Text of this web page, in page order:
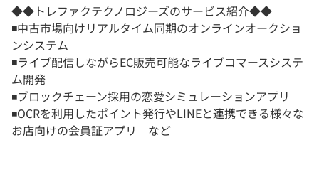
◆◆トレファクテクノロジーズのサービス紹介◆◆
◾️中古市場向けリアルタイム同期のオンラインオークショ
ンシステム
◾️ライブ配信しながらEC販売可能なライブコマースシステ
ム開発
◾️ブロックチェーン採用の恋愛シミュレーションアプリ
◾️OCRを利用したポイント発行やLINEと連携できる様々な
お店向けの会員証アプリ など